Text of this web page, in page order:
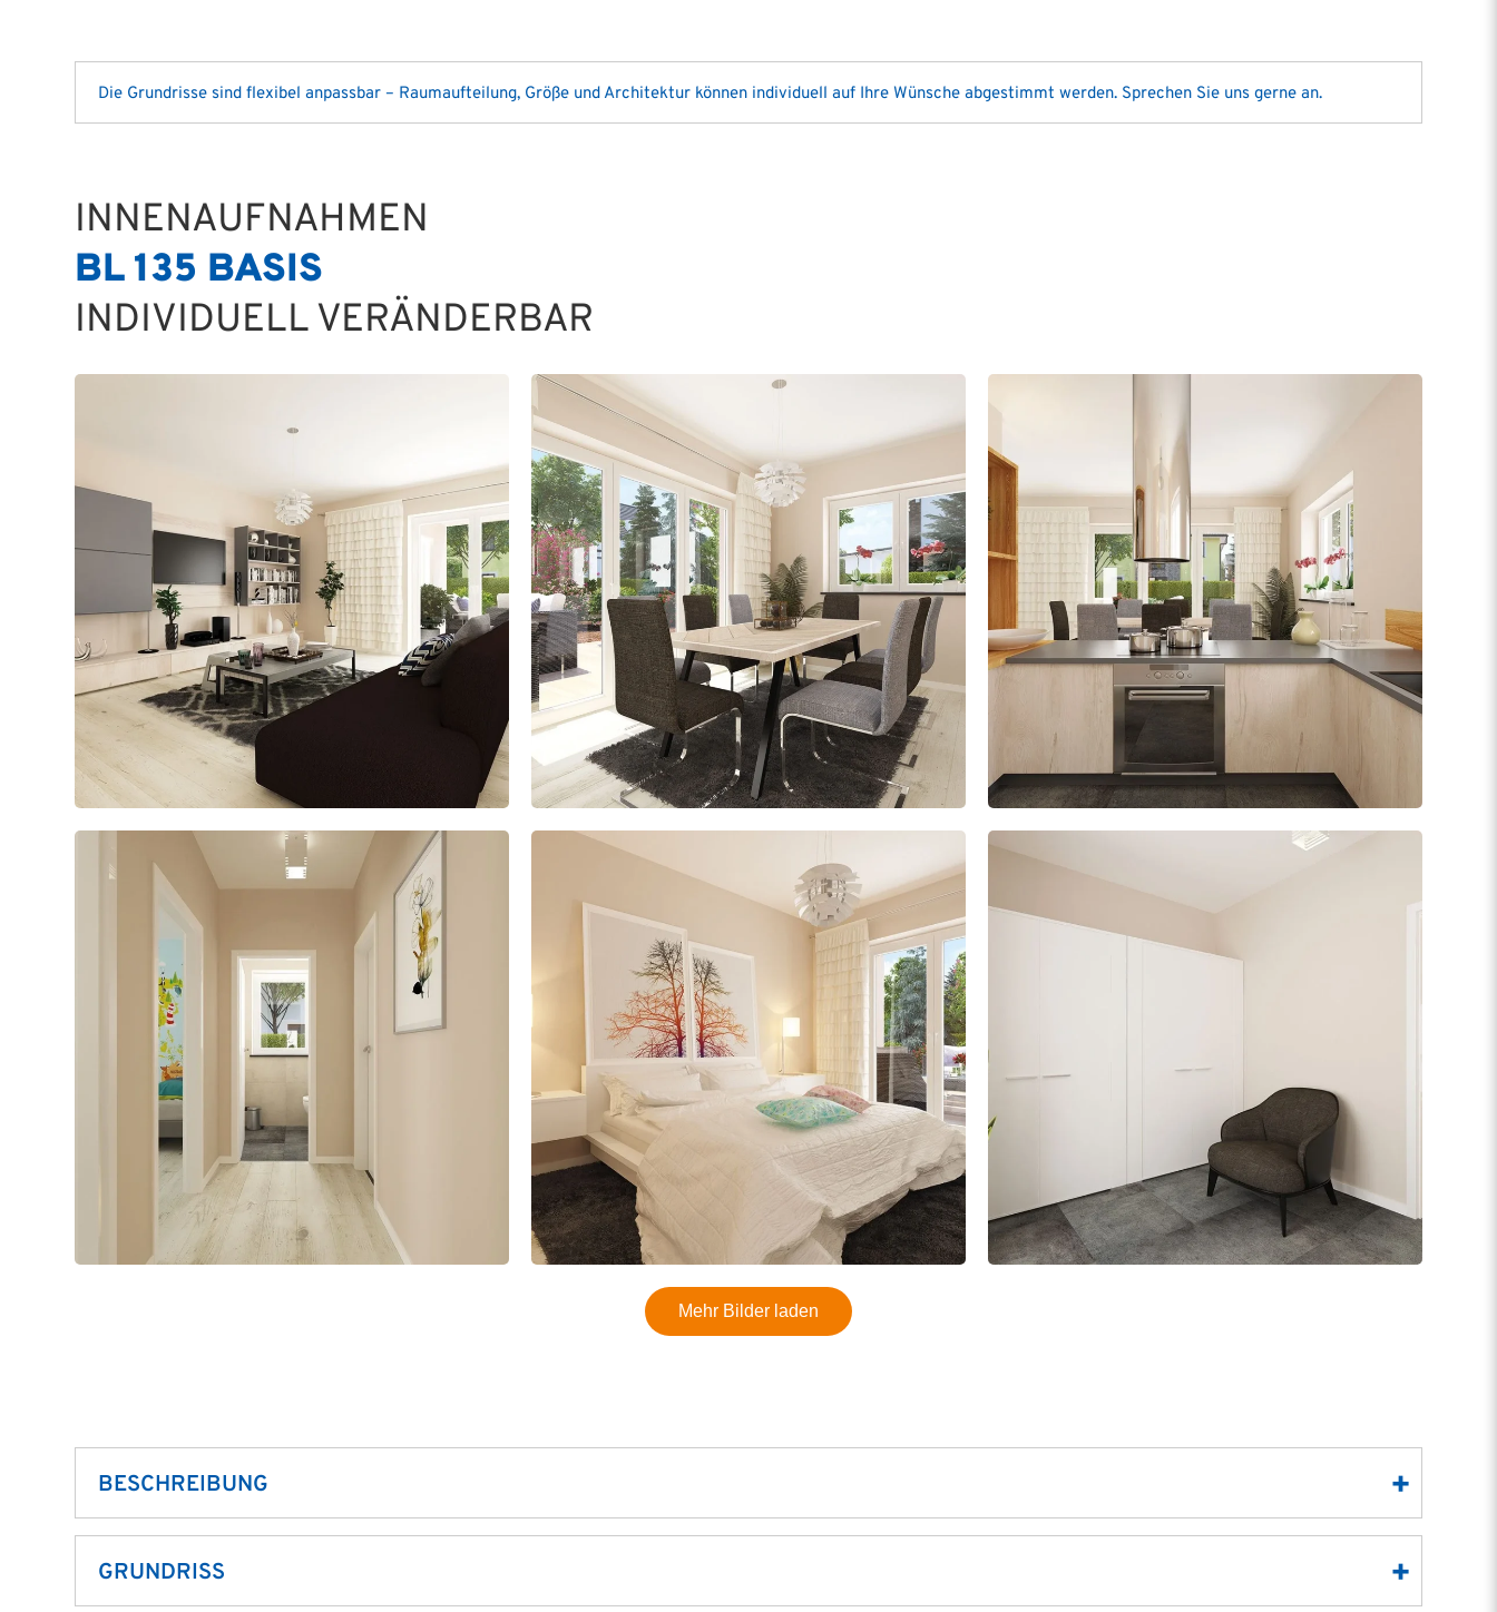
Die Grundrisse sind flexibel anpassbar – Raumaufteilung, Größe und Architektur können individuell auf Ihre Wünsche abgestimmt werden. Sprechen Sie uns gerne an.
INNENAUFNAHMEN
BL 135 BASIS
INDIVIDUELL VERÄNDERBAR
Mehr Bilder laden
BESCHREIBUNG
Der Bungalow BL 135 Basis bietet Ihnen großzügigen Wohnraum auf einer Ebene – ideal für Familien mit hohem Platzbedarf. Mit rund 135 m²
Wohnfläche und einer durchdachten Raumaufteilung entsteht ein Zuhause, das Komfort, Offenheit und Flexibilität vereint. Dank individueller
GRUNDRISS